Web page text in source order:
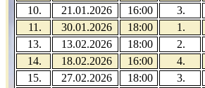
10.
21.01.2026 16:00 3.
11.
30.01.2026 18:00 1.
13.
13.02.2026 18:00 2.
14.
18.02.2026 16:00 4.
15.
27.02.2026 18:00 3.